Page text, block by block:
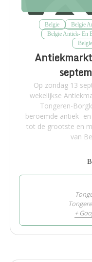
Belgie
Belgie
Belgie Antiek- En
Op zondag 13
wekelijkse
Tongeren-
beroemde antiek-
tot de grootste en
van
+